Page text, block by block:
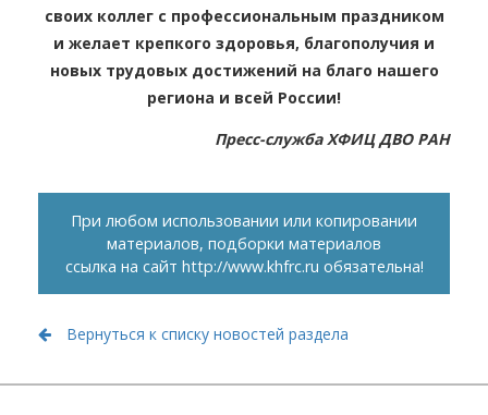
своих коллег с профессиональным праздником
и желает крепкого здоровья, благополучия и
новых трудовых достижений на благо нашего
региона и всей России!
Пресс-служба ХФИЦ ДВО РАН
При любом использовании или копировании
материалов, подборки материалов
ссылка на сайт http://www.khfrc.ru обязательна!
Вернуться к списку новостей раздела